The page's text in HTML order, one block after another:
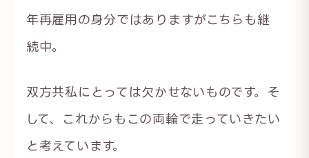
年再雇用の身分ではありますがこちらも継
続中。
双方共私にとっては欠かせないものです。そ
して、これからもこの両輪で走っていきたい
と考えています。